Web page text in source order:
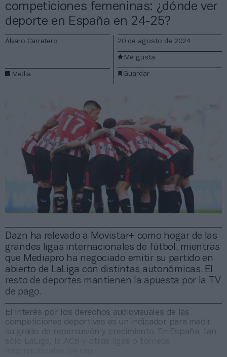
competiciones femeninas: ¿dónde ver
deporte en España en 24-25?
Dazn ha relevado a Movistar+ como hogar de las
grandes ligas internacionales de fútbol, mientras
que Mediapro ha negociado emitir su partido en
abierto de LaLiga con distintas autonómicas. El
resto de deportes mantienen la apuesta por la TV
de pago.
Álvaro Carretero
Media
20 de agosto de 2024
Guardar
Me gusta
El interés por los derechos audiovisuales de las
competiciones deportivas es un indicador para medir
su grado de repercusión y crecimiento. En España, tan